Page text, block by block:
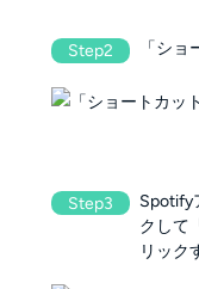
Step2 「シ
Step3
Spotify
クして
リック